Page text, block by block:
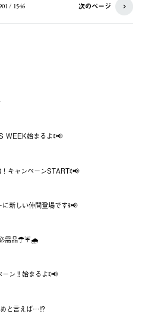
/ 1546 次のページ
始まるよꉂ📢
キャンペーンSTARTꉂ📢
新しい仲間登場ですꉂ📢
必需品☂️☔️🌧
ン‼️始まるよꉂ📢
めと言えば…⁉️